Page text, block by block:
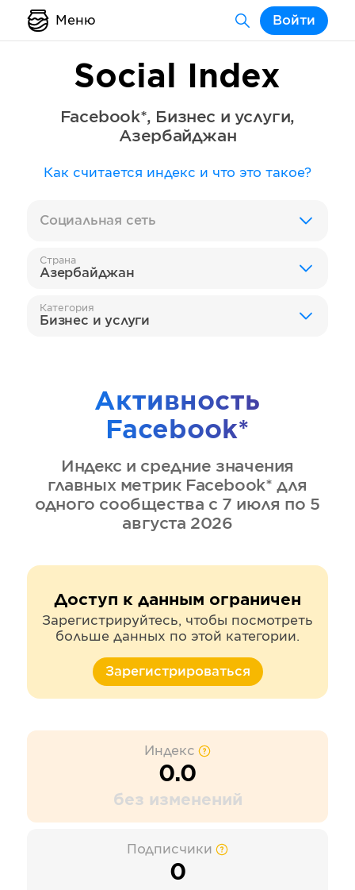
Меню Войти
Social Index
Facebook*, Бизнес и услуги,
Азербайджан
Как считается индекс и что это такое?
Социальная сеть
Страна
Азербайджан
Категория
Бизнес и услуги
Активность
Facebook*
Индекс и средние значения
главных метрик Facebook* для
одного сообщества с 7 июля по 5
августа 2026
Доступ к данным ограничен
Зарегистрируйтесь, чтобы посмотреть
больше данных по этой категории.
Зарегистрироваться
Индекс
0.0
без изменений
Подписчики
0